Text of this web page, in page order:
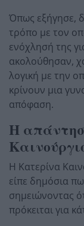
Όπως εξήγησε,
τρόπο με τον
ενόχλησή της
ακολούθησαν,
λογική με την
κρίνουν μια
απόφαση.
Η
Η Κατερίνα
είπε δημόσια
σημειώνοντας
πρόκειται για